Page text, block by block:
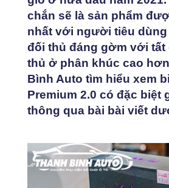
chắn sẽ là sản phẩm
nhất với người tiêu dùng
đối thủ đáng gờm với tất
thủ ở phân khúc cao
Bình Auto tìm hiểu xem
Premium 2.0 có đặc biệt
thông qua bài bài viết